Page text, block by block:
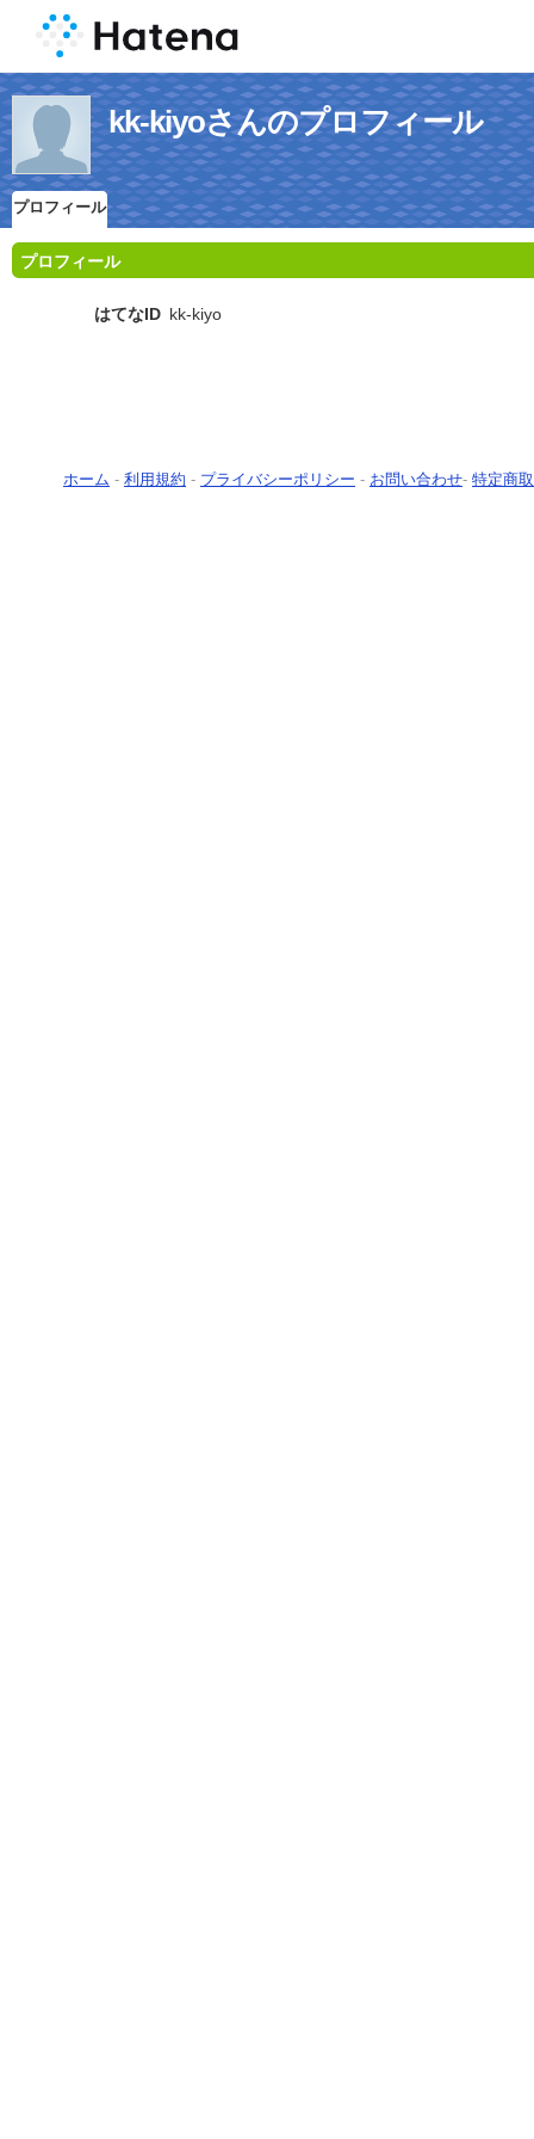
kk-kiyoさんのプロフィール
プロフィール
プロフィール
はてなID kk-kiyo
ホーム - 利用規約 - プライバシーポリシー - お問い合わせ- 特定商